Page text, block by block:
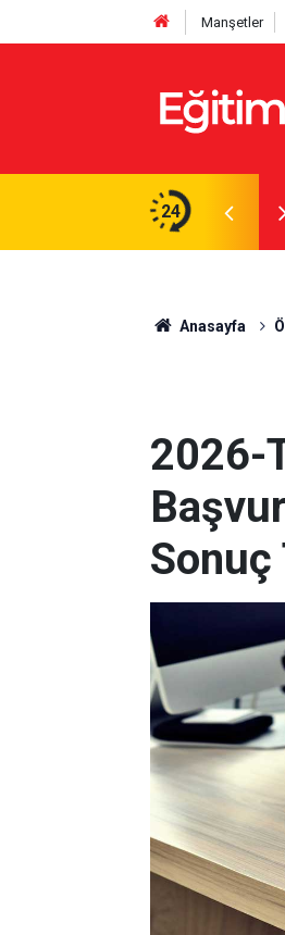
Manşetler
24
Belli Oldu: İki Program 500
Anasayfa
2026-
Sonuç